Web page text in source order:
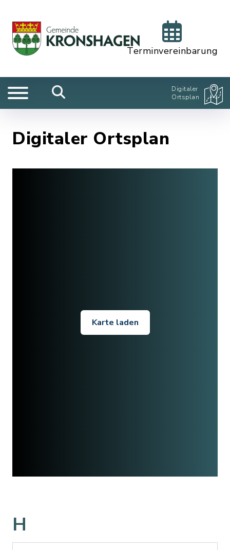
Terminvereinbarung
Digitaler
Ortsplan
Digitaler Ortsplan
Karte laden
H